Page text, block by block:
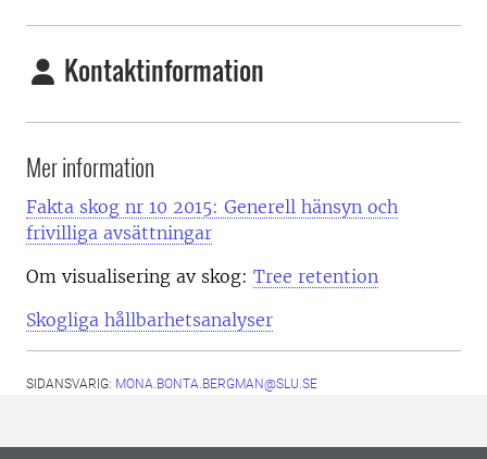
Kontaktinformation
Mer information
Fakta skog nr 10 2015: Generell hänsyn och
frivilliga avsättningar
Om visualisering av skog: Tree retention
Skogliga hållbarhetsanalyser
SIDANSVARIG: MONA.BONTA.BERGMAN@SLU.SE